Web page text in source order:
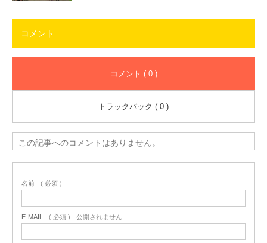
コメント
コメント ( 0 )
トラックバック ( 0 )
この記事へのコメントはありません。
名前 ( 必須 )
E-MAIL ( 必須 ) - 公開されません -